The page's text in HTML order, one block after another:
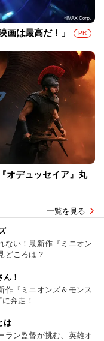
画は最高だ！」 PR
オデュッセイア』丸
一覧を見る
ない！最新作『ミニオン
どころは？
！
作『ミニオンズ＆モンス
奔走！
は
ラン監督が挑む、英雄オ